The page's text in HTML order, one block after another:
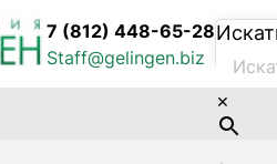
7 (812) 448-65-28
Staff@gelingen.biz
×